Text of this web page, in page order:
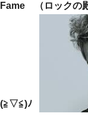
Fame （ロックの
(≧▽≦)ﾉ